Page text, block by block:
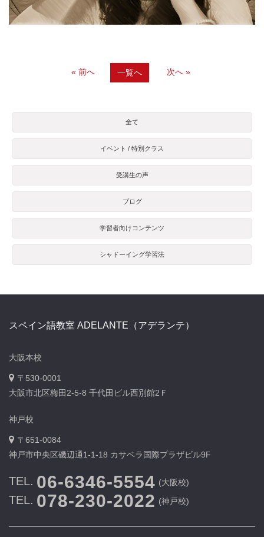
« 前へ 一覧へ 次へ »
全て
イベント / 特別クラス
受講生の声
ブログ
学習者向けコンテンツ
シャドーイング学習法
スペイン語教室 ADELANTE（アデランテ）
大阪本校
〒530-0001
大阪市北区梅田2-5-8 千代田ビル西別館2Ｆ
神戸校
〒651-0084
神戸市中央区磯辺通1-1-18 カサベラ国際プラザビル9F
TEL. 06-6346-5554 (大阪校)
TEL. 078-230-2022 (神戸校)